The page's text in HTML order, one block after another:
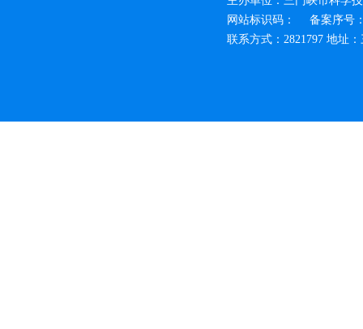
网站标识码： 备案序号
联系方式：2821797 地址